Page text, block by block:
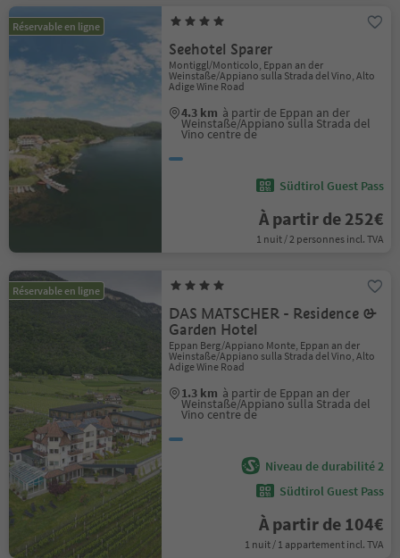
Réservable en ligne
Seehotel Sparer
Montiggl/Monticolo, Eppan an der
Weinstaße/Appiano sulla Strada del Vino, Alto
Adige Wine Road
4.3 km à partir de Eppan an der
Weinstaße/Appiano sulla Strada del
Vino centre de
Südtirol Guest Pass
À partir de 252€
1 nuit / 2 personnes incl. TVA
Réservable en ligne
DAS MATSCHER - Residence &
Garden Hotel
Eppan Berg/Appiano Monte, Eppan an der
Weinstaße/Appiano sulla Strada del Vino, Alto
Adige Wine Road
1.3 km à partir de Eppan an der
Weinstaße/Appiano sulla Strada del
Vino centre de
Niveau de durabilité 2
Südtirol Guest Pass
À partir de 104€
1 nuit / 1 appartement incl. TVA